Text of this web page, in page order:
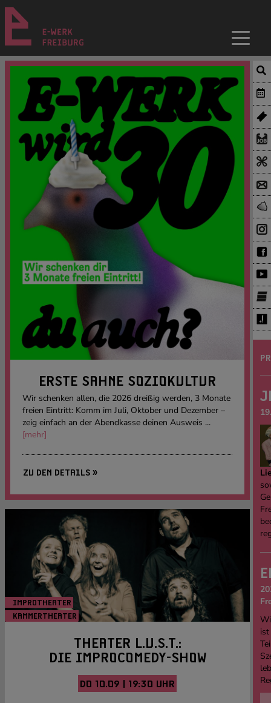
ERSTE SAHNE SOZIOKULTUR
Wir schenken allen, die 2026 dreißig werden, 3 Monate
freien Eintritt: Komm im Juli, Oktober und Dezember –
zeig einfach an der Abendkasse deinen Ausweis ...
[mehr]
ZU DEN DETAILS »
IMPROTHEATER
KAMMERTHEATER
THEATER L.U.S.T.:
DIE IMPROCOMEDY-SHOW
DO 10.09 | 19:30 UHR